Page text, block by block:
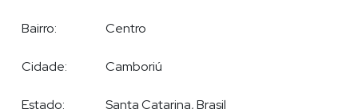
Bairro: Centro
Cidade: Camboriú
Estado: Santa Catarina, Brasil